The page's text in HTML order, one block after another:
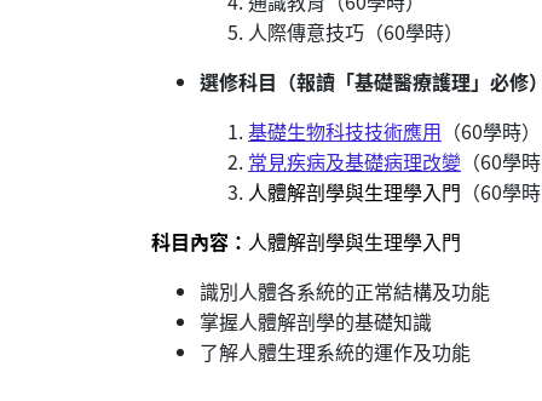
人際傳意技巧（60學時）
選修科目（報讀「基礎醫療護理」必修
基礎生物科技技術應用 （60學時）
常見疾病及基礎病理改變 （60學
人體解剖學與生理學入門 （60學
科目內容： 人體解剖學與生理學入門
識別人體各系統的正常結構及功能
掌握人體解剖學的基礎知識
了解人體生理系統的運作及功能